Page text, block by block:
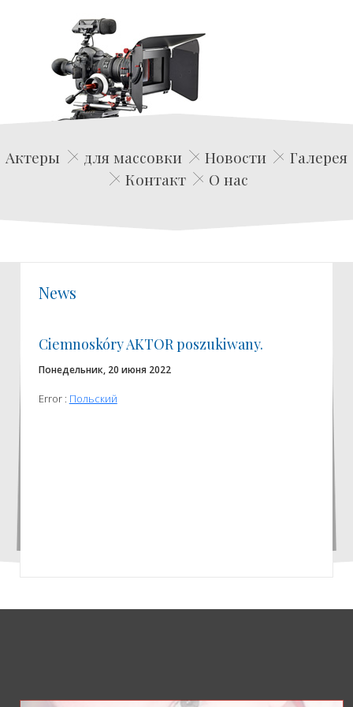
Edwin Film Agencja Aktorska
Актеры для массовки Новости
Галерея
Контакт
О нас
News
Ciemnoskóry AKTOR poszukiwany.
Понедельник, 20 июня 2022
Error : Польский